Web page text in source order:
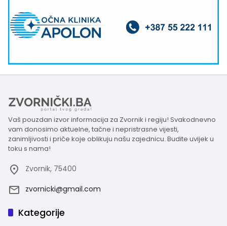
Vaš pouzdan izvor informacija za Zvornik i regiju! Svakodnevno
vam donosimo aktuelne, tačne i nepristrasne vijesti,
zanimljivosti i priče koje oblikuju našu zajednicu. Budite uvijek u
toku s nama!
Zvornik, 75400
zvornicki@gmail.com
Kategorije